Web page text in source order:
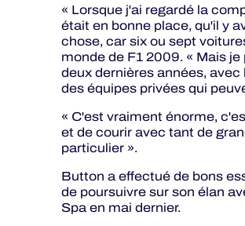
« Lorsque j'ai regardé la
était en bonne place, qu'il y
chose, car six ou sept
monde de F1 2009. « Mais
deux dernières années,
des équipes privées qui
« C'est vraiment énorme,
et de courir avec tant de
particulier ».
Button a effectué de bons
de poursuivre sur son élan
Spa en mai dernier.